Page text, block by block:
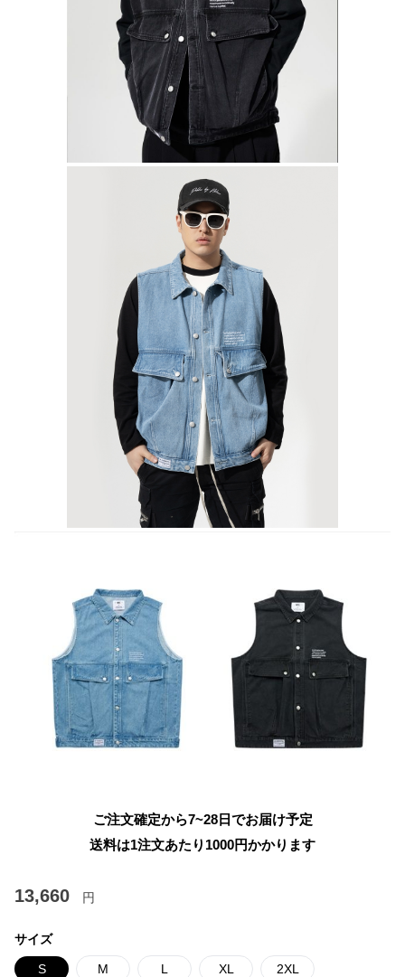
ご注文確定から7~28日でお届け予定
送料は1注文あたり 1000円かかります
13,660 円
サイズ
S M L XL 2XL